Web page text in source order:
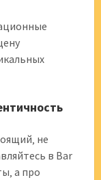
не
в Bar
а про